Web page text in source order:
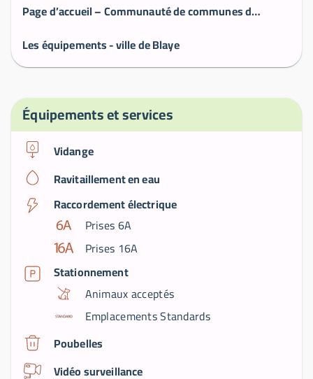
Page d’accueil – Communauté de communes de Blaye
Les équipements - ville de Blaye
Équipements et services
Vidange
Ravitaillement en eau
Raccordement électrique
Prises 6A
Prises 16A
Stationnement
Animaux acceptés
Emplacements Standards
Poubelles
Vidéo surveillance